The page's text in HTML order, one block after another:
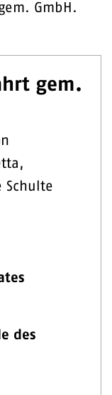
GmbH.
gem.
Schulte
des